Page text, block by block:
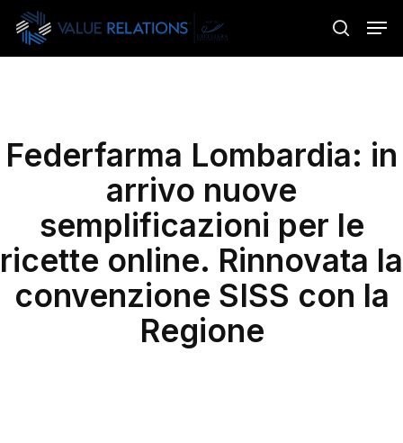
Skip
main
search
Federfarma Lombardia: in
arrivo nuove
semplificazioni per le
ricette online. Rinnovata la
convenzione SISS con la
Regione